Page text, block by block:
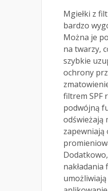
Mgiełki z
bardzo
Można je
na twarzy,
szybkie
ochrony
filtrem SPF
podwójną
odświeżają
zapewniają